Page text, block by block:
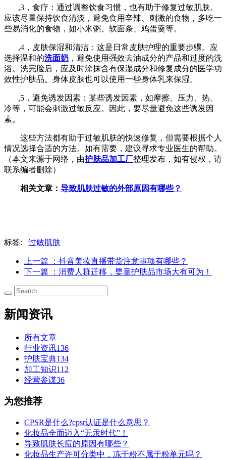
,3，食疗：通过调整饮食习惯，也有助于修复过敏肌肤。
应该尽量保持饮食清淡，避免食用辛辣、刺激的食物，多吃一
些易消化的食物，如小米粥、软面条、鸡蛋羹等。
,4，皮肤保湿和清洁：这是日常皮肤护理的重要步骤。应
选择温和的洗面奶 ，避免使用强效去油成分的产品和过度的洗
浴。洗完脸后，应及时涂抹含有保湿成分和修复成分的医学功
效性护肤品。身体皮肤也可以使用一些身体乳来保湿。
,5，避免诱发因素：某些诱发因素，如摩擦、压力、热、
冷等，可能会刺激过敏反应。因此，要尽量避免这些诱发因
素。
这些方法都有助于过敏肌肤的快速修复，但需要根据个人
情况选择合适的方法。如有需要，建议寻求专业医生的帮助。
（本文来源于网络，由护肤品加工厂整理发布，如有侵权，请
联系编者删除）
相关文章： 导致肌肤过敏的外部原因有哪些？
标签: 过敏肌肤
上一篇
：抖音美妆直播带货注意事项有哪些？
下一篇
：消费人群迁移，婴童护肤品市场大有可为！
新闻资讯
所有文章
行业资讯136
护肤宝典134
加工知识112
经营参谋36
为您推荐
CPSR是什么?cpsr认证是什么意思？
化妆品全面迈入“无汞时代”！
导致肌肤长痘的原因有哪些？
化妆品生产许可分类中，冻干粉不属于粉单元吗？